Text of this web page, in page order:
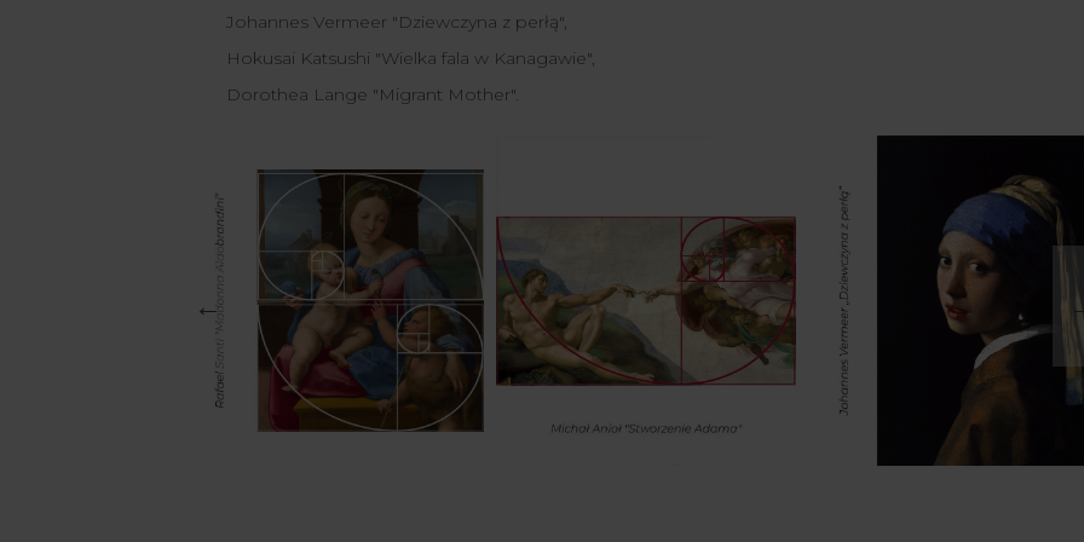
Johannes Vermeer "Dziewczyna z perłą",
Hokusai Katsushi "Wielka fala w Kanagawie",
Dorothea Lange "Migrant Mother".
←